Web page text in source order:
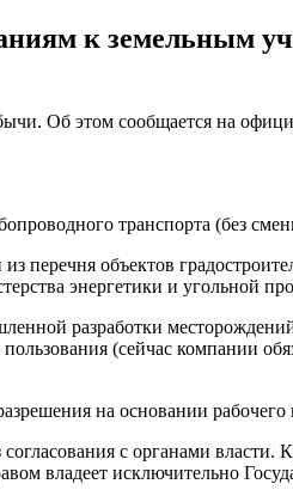
к земельным
Об этом сообщается на
транспорта (без
перечня объектов
энергетики и угольной
разработки
(сейчас компании
на основании рабочего
с органами власти.
владеет исключительно